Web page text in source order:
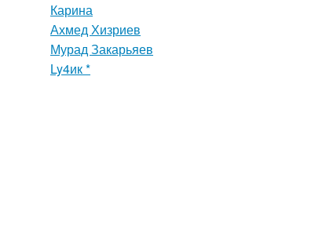
Карина
Ахмед Хизриев
Мурад Закарьяев
Ly4ик *